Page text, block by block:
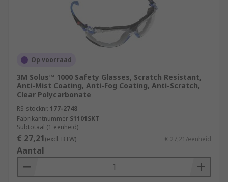
Op voorraad
3M Solus™ 1000 Safety Glasses, Scratch Resistant,
Anti-Mist Coating, Anti-Fog Coating, Anti-Scratch,
Clear Polycarbonate
RS-stocknr. 177-2748
Fabrikantnummer S1101SKT
Subtotaal (1 eenheid)
€ 27,21(excl. BTW) € 27,21/eenheid
Aantal